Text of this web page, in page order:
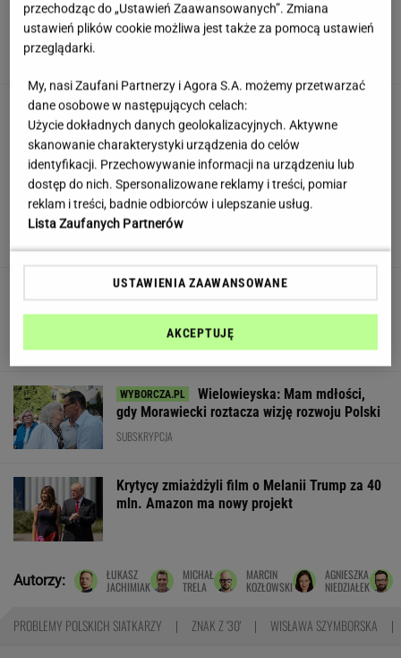
Europejski Bank Centralny miażdży pomysł
Nawrockiego i Glapińskiego
Nie dostała się do liceum mimo
świetnych wyników. Kuratorium wyjaśnia
KLAUDIA KIERZKOWSKA
Quiz językowy: Większość Polaków niestety
myli te słowa. A ty?
Edukacja domowa nie dla każdego. Jak
modelu nauki?
MATERIAŁ PROMOCYJNY
Wielowieyska: Mam mdłości,
gdy Morawiecki roztacza wizję rozwoju Polski
SUBSKRYPCJA
Krytycy zmiażdżyli film o Melanii Trump za 40
mln. Amazon ma nowy projekt
Autorzy:
ŁUKASZ
JACHIMIAK
MICHAŁ
TRELA
MARCIN
KOZŁOWSKI
AGNIESZKA
NIEDZIAŁEK
PROBLEMY POLSKICH SIATKARZY ZNAK Z '30' WISŁAWA SZYMBORSKA
przechodząc do „Ustawień Zaawansowanych”. Zmiana
ustawień plików cookie możliwa jest także za pomocą ustawień
przeglądarki.
My, nasi Zaufani Partnerzy i Agora S.A. możemy przetwarzać
dane osobowe w następujących celach:
Użycie dokładnych danych geolokalizacyjnych. Aktywne
skanowanie charakterystyki urządzenia do celów
identyfikacji. Przechowywanie informacji na urządzeniu lub
dostęp do nich. Spersonalizowane reklamy i treści, pomiar
reklam i treści, badnie odbiorców i ulepszanie usług.
Lista Zaufanych Partnerów
USTAWIENIA ZAAWANSOWANE
AKCEPTUJĘ